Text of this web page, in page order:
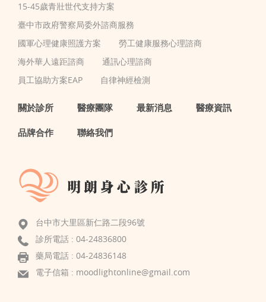
15-45歲青壯世代支持方案
臺中市政府警察局委外諮商服務
國軍心理健康照護方案
勞工健康服務心理諮商
海外華人遠距諮商
通訊心理諮商
員工協助方案EAP
自律神經檢測
關於診所 醫療團隊 最新消息 醫療資訊
品牌合作 聯絡我們
台中市大里區新仁路二段96號
診所電話 : 04-24836800
藥局電話 : 04-24836148
電子信箱 : moodlightonline@gmail.com